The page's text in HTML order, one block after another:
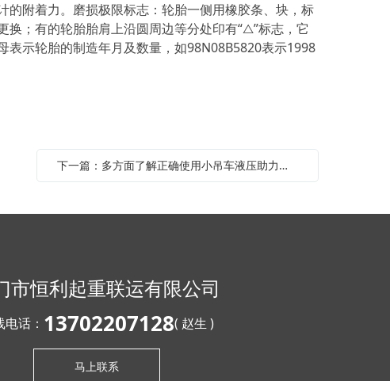
附着力。磨损极限标志：轮胎一侧用橡胶条、块，标
；有的轮胎胎肩上沿圆周边等分处印有“△”标志，它
示轮胎的制造年月及数量，如98N08B5820表示1998
下一篇：多方面了解正确使用小吊车液压助力转向泵
市恒利起重联运有限公司
电话： 13702207128( 赵生 )
马上联系